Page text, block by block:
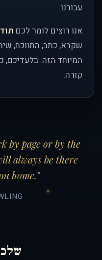
עבורנו.
אנו רוצים לומר לכם
שקרא, כתב, התווכח,
המיוחד הזה.
קורה.
by page or by the
always be there
home."